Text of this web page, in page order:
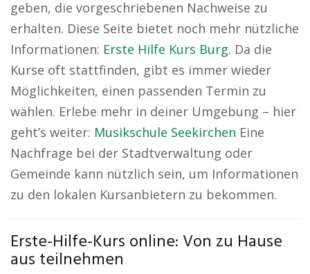
geben, die vorgeschriebenen Nachweise zu
erhalten. Diese Seite bietet noch mehr nützliche
Informationen: Erste Hilfe Kurs Burg. Da die
Kurse oft stattfinden, gibt es immer wieder
Möglichkeiten, einen passenden Termin zu
wählen. Erlebe mehr in deiner Umgebung – hier
geht’s weiter: Musikschule Seekirchen Eine
Nachfrage bei der Stadtverwaltung oder
Gemeinde kann nützlich sein, um Informationen
zu den lokalen Kursanbietern zu bekommen.
Erste-Hilfe-Kurs online: Von zu Hause
aus teilnehmen